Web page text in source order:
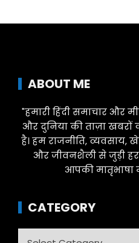
ABOUT ME
"हमारी हिंदी समाचार और
और दुनिया की ताज़ा खबरों
है। हम राजनीति, व्यवसाय,
और जीवनशैली से जुड़ी हर
आपकी मातृभाषा
CATEGORY